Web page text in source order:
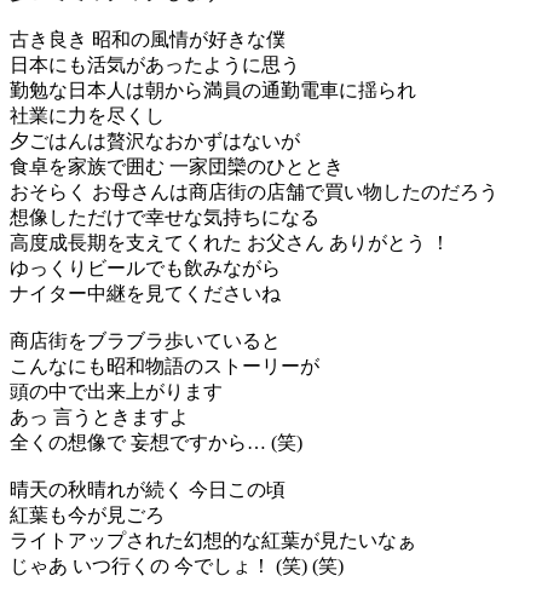
古き良き 昭和の風情が好きな僕
日本にも活気があったように思う
勤勉な日本人は朝から満員の通勤電車に揺られ
社業に力を尽くし
夕ごはんは贅沢なおかずはないが
食卓を家族で囲む 一家団欒のひととき
おそらく お母さんは商店街の店舗で買い物したのだろう
想像しただけで幸せな気持ちになる
高度成長期を支えてくれた お父さん ありがとう ！
ゆっくりビールでも飲みながら
ナイター中継を見てくださいね
商店街をブラブラ歩いていると
こんなにも昭和物語のストーリーが
頭の中で出来上がります
あっ 言うときますよ
全くの想像で 妄想ですから… (笑)
晴天の秋晴れが続く 今日この頃
紅葉も今が見ごろ
ライトアップされた幻想的な紅葉が見たいなぁ
じゃあ いつ行くの 今でしょ！ (笑) (笑)